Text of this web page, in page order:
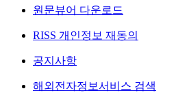
원문뷰어 다운로드
RISS 개인정보 재동의
공지사항
해외전자정보서비스 검색